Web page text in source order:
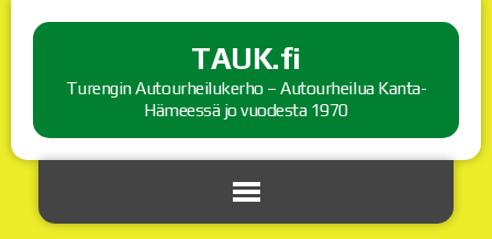
TAUK.fi
Turengin Autourheilukerho – Autourheilua Kanta-
Hämeessä jo vuodesta 1970